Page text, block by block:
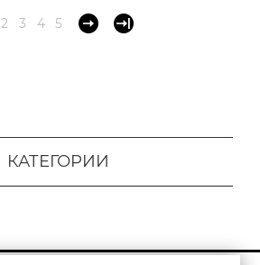
2 3 4 5
КАТЕГОРИИ